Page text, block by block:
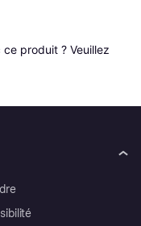
produit ? Veuillez